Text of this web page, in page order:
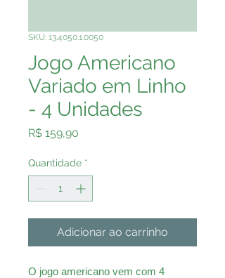
SKU: 13.4050.1.0050
Jogo Americano
Variado em Linho
- 4 Unidades
R$ 159,90
Quantidade *
Adicionar ao carrinho
O jogo americano vem com 4